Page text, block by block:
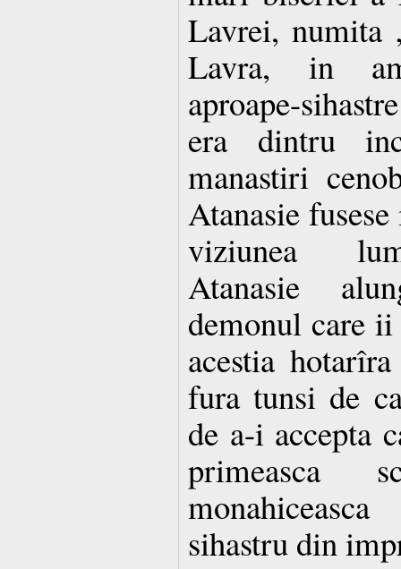
Lavrei, numita
Lavra, in
aproape-
era dintru
manastiri
Atanasie
viziunea
Atanasie
demonul care
acestia
fura tunsi de
de a-i accepta
primeasca
sihastru din